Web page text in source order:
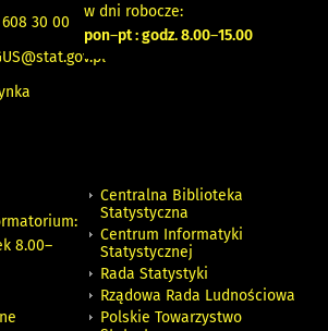
30 00
w dni robocze:
pon–pt : godz. 8.00–15.00
8.00–
Centralna Biblioteka
Statystyczna
Centrum Informatyki
Statystycznej
Rada Statystyki
Rządowa Rada Ludnościowa
Polskie Towarzystwo